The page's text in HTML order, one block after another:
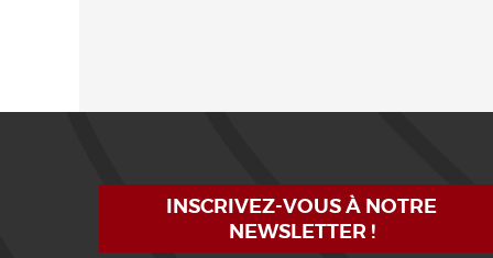
INSCRIVEZ-VOUS À NOTRE
NEWSLETTER !